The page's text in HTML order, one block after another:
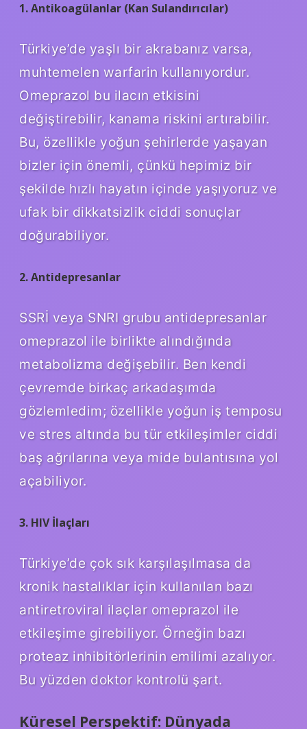
1. Antikoagülanlar (Kan Sulandırıcılar)
Türkiye’de yaşlı bir akrabanız varsa,
muhtemelen warfarin kullanıyordur.
Omeprazol bu ilacın etkisini
değiştirebilir, kanama riskini artırabilir.
Bu, özellikle yoğun şehirlerde yaşayan
bizler için önemli, çünkü hepimiz bir
şekilde hızlı hayatın içinde yaşıyoruz ve
ufak bir dikkatsizlik ciddi sonuçlar
doğurabiliyor.
2. Antidepresanlar
SSRİ veya SNRI grubu antidepresanlar
omeprazol ile birlikte alındığında
metabolizma değişebilir. Ben kendi
çevremde birkaç arkadaşımda
gözlemledim; özellikle yoğun iş temposu
ve stres altında bu tür etkileşimler ciddi
baş ağrılarına veya mide bulantısına yol
açabiliyor.
3. HIV İlaçları
Türkiye’de çok sık karşılaşılmasa da
kronik hastalıklar için kullanılan bazı
antiretroviral ilaçlar omeprazol ile
etkileşime girebiliyor. Örneğin bazı
proteaz inhibitörlerinin emilimi azalıyor.
Bu yüzden doktor kontrolü şart.
Küresel Perspektif: Dünyada